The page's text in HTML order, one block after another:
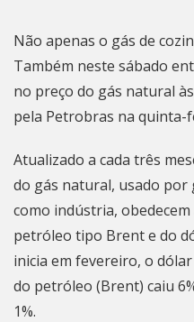
Não apenas o gás de
Também neste sábado
no preço do gás natural
pela Petrobras na quinta-
Atualizado a cada três
do gás natural, usado por
como indústria,
petróleo tipo Brent e do
inicia em fevereiro, o
do petróleo (Brent) caiu
1%.